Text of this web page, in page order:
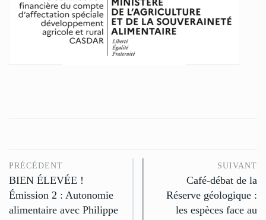
PRÉCÉDENT
BIEN ÉLEVÉE !
Émission 2 : Autonomie
alimentaire avec Philippe
SUIVANT
Café-débat de la
Réserve géologique :
les espèces face au